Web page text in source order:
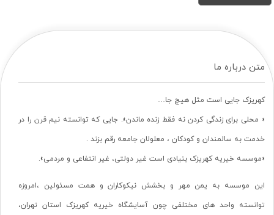
متن درباره ما
کهریزک جایی است مثل هیچ جا…
« محلی برای زندگی کردن نه فقط زنده ماندن». جایی که توانسته نیم قرن را در
خدمت به سالمندان و کودکان ، معلولان جامعه رقم بزند .
«موسسه خیریه کهریزک بنیادی است غیر دولتی، غیر انتفاعی و مردمی».
این موسسه به یمن مهر و بخشش نیکوکاران و همت مسئولین ،امروزه
توانسته واحد های مختلفی چون آسایشگاه خیریه کهریزک استان تهران،